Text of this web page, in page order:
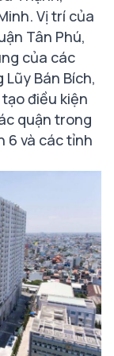
Vị trí của
Tân Phú,
của các
Bán Bích,
điều kiện
quận trong
6 và các tỉnh